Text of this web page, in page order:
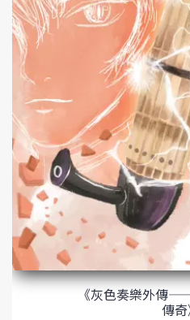
《灰色奏樂外傳
傳奇